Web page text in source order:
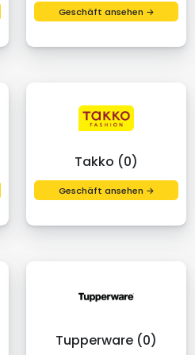
Geschäft ansehen →
Takko (0)
Geschäft ansehen →
Tupperware (0)